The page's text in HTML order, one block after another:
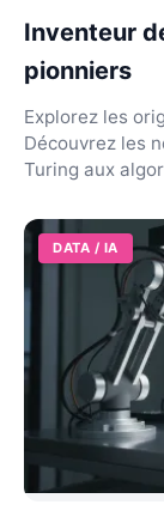
Inventeur
pionniers
Explorez les
Découvrez les
Turing aux
DATA / IA